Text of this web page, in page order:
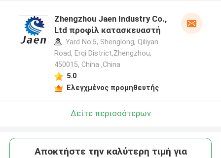
Zhengzhou Jaen Industry Co.,
Ltd προφίλ κατασκευαστή
Yard No.5, Shenglong, Qiliyan
Road, Erqi District,Zhengzhou,
450015, China ,China
5.0
Ελεγχμένος προμηθευτής
Δείτε περισσότερων
Αποκτήστε την καλύτερη τιμή για